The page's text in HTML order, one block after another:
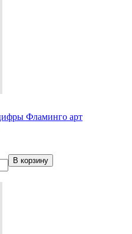
Фламинго арт
В корзину